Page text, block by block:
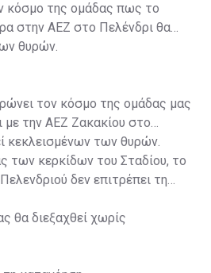
κόσμο της ομάδας πως το
στην ΑΕΖ στο Πελένδρι θα
θυρών.
τον κόσμο της ομάδας μας
με την ΑΕΖ Ζακακίου στο
κεκλεισμένων των θυρών.
των κερκίδων του Σταδίου, το
δεν επιτρέπει τη
θα διεξαχθεί χωρίς